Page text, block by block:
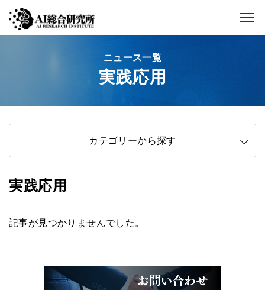
ニュース一覧
実践応用
カテゴリーから探す
実践応用
記事が見つかりませんでした。